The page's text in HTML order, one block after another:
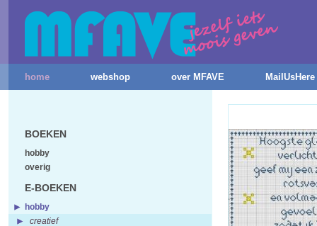
home webshop over MFAVE MailUsHere
BOEKEN
hobby
overig
E-BOEKEN
hobby
creatief